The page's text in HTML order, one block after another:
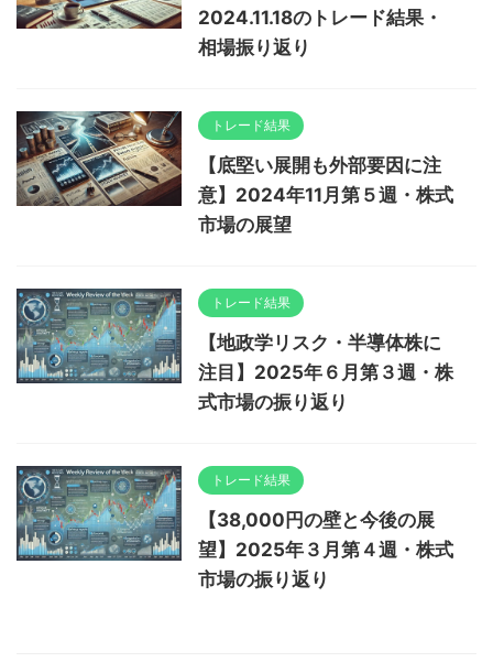
2024.11.18のトレード結果・
相場振り返り
トレード結果
【底堅い展開も外部要因に注
意】2024年11月第５週・株式
市場の展望
トレード結果
【地政学リスク・半導体株に
注目】2025年６月第３週・株
式市場の振り返り
トレード結果
【38,000円の壁と今後の展
望】2025年３月第４週・株式
市場の振り返り